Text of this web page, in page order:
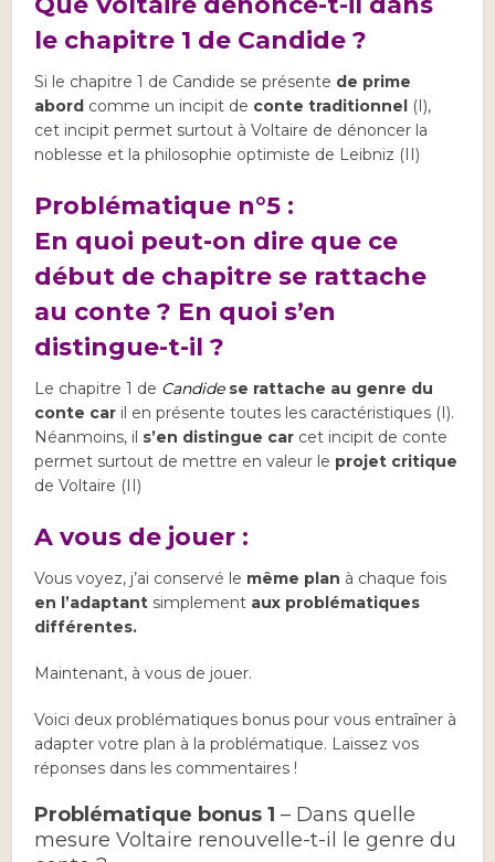
le chapitre 1 de Candide ?
Si le chapitre 1 de Candide se présente de prime
abord comme un incipit de conte traditionnel
(I),
cet incipit permet surtout à Voltaire de dénoncer la
noblesse et la philosophie optimiste de Leibniz (II)
Problématique n°5 :
En quoi peut-on dire que ce
début de chapitre se rattache
au conte ? En quoi s’en
distingue-t-il ?
Le chapitre 1 de Candide se rattache au genre du
conte car il en présente toutes les caractéristiques (I).
Néanmoins, il s’en distingue car cet incipit de conte
permet surtout de mettre en valeur le projet critique
de Voltaire (II)
A vous de jouer :
Vous voyez, j’ai conservé le même plan à chaque fois
en l’adaptant simplement aux problématiques
différentes.
Maintenant, à vous de jouer.
Voici deux problématiques bonus pour vous entraîner à
adapter votre plan à la problématique. Laissez vos
réponses dans les commentaires !
Problématique bonus 1 – Dans quelle
mesure Voltaire renouvelle-t-il le genre du